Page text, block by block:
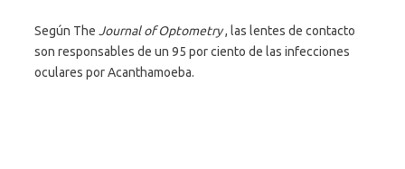
Según The Journal of Optometry, las lentes de contacto
son responsables de un 95 por ciento de las infecciones
oculares por Acanthamoeba.